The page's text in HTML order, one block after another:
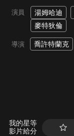
演員 湯姆哈迪
麥特狄倫
導演 喬許特蘭克
我的星等
影片給分